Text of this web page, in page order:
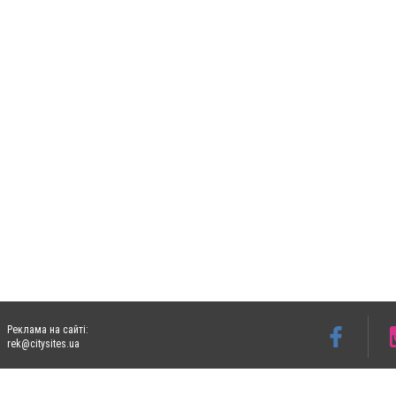
Реклама на сайті:
rek@citysites.ua